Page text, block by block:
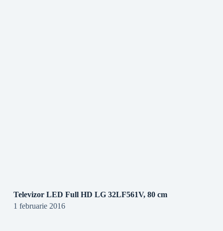
Televizor LED Full HD LG 32LF561V, 80 cm
1 februarie 2016